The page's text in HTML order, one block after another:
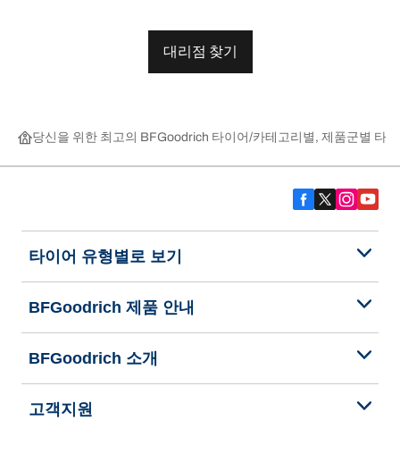
대리점 찾기
당신을 위한 최고의 BFGoodrich 타이어 카테고리별, 제품군별 타
타이어 유형별로 보기
BFGoodrich 제품 안내
BFGoodrich 소개
고객지원